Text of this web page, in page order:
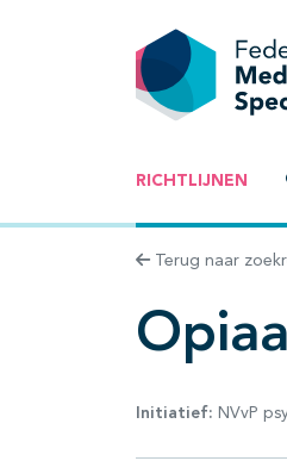
RICHTLIJNEN
Terug naar
Initiatief: NVvP